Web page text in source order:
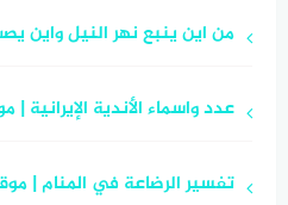
من اين ينبع نهر النيل واين
عدد واسماء الأندية الإيرانية |
تفسير الرضاعة في المنام |